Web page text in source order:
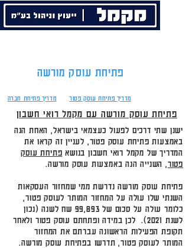
פקס:03-5752265 טל:03-7525876
פתיחת עוסק מורשה
מדריך פתיחת חברה מדריך פתיחת עוסק פטור
ישנן שתי דרכים לפעול כעצמאי בישראל, האחת הנה
באמצעות פתיחת עוסק פטור, לעניין זה קראו את
המדריך של מקמל רואי חשבון בנושא פתיחת עוסק
פטור, השנייה הנה באמצעות עוסק מורשה.
פתיחת עוסק מורשה נדרשת ממי שמחזור העסקאות
השנתי שלו עולה על המחזור המותר לעוסק פטור,
כלומר עולה על סכום של 99,893 שח לשנה (נכון
לשנת 2021). לכן במידה ופתחתם עוסק פטור ולאחר
תקופת הפעילות הראשונה עברתם את המחזור
המותר לעוסק פטור, תדרשו בפתיחת עוסק מורשה.
פתיחת עוסק מורשה עם מקמל רואי חשבון